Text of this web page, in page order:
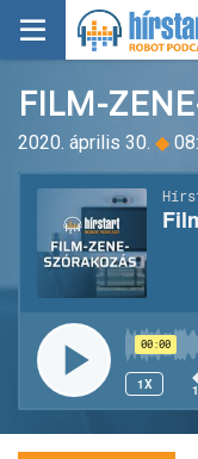
KEZDŐLAP
FRISS HÍREK
TECH HÍREK
FILM-ZENE-
PLAYLIST
MI AZ A ROBOT
FILM-
2020. április 30. ◆